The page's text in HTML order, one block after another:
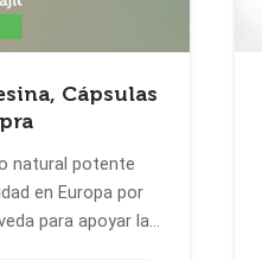
Cápsulas
natural potente
en Europa por
para apoyar la